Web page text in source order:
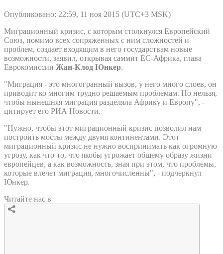
Опубликовано: 22:59, 11 ноя 2015 (UTC+3 MSK)
Миграционный кризис, с которым столкнулся Европейский
Союз, помимо всех сопряженных с ним сложностей и
проблем, создает входящим в него государствам новые
возможности, заявил, открывая саммит ЕС-Африка, глава
Еврокомиссии Жан-Клод Юнкер.
"Миграция - это многогранный вызов, у него много слоев, он
приводит ко многим трудно решаемым проблемам. Но нельзя,
чтобы нынешняя миграция разделяла Африку и Европу", -
цитирует его РИА Новости.
"Нужно, чтобы этот миграционный кризис позволил нам
построить мосты между двумя континентами. Этот
миграционный кризис не нужно воспринимать как огромную
угрозу, как что-то, что якобы угрожает общему образу жизни
европейцев, а как возможность, зная при этом, что проблемы,
которые влечет миграция, многочисленны", - подчеркнул
Юнкер.
Читайте нас в